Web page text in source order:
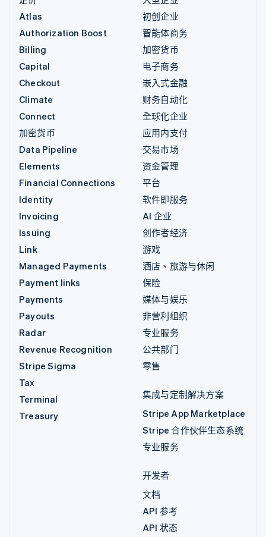
Atlas
Authorization Boost
Billing
Capital
Checkout
Climate
Connect
加密货币
Data Pipeline
Elements
Financial Connections
Identity
Invoicing
Issuing
Link
Managed Payments
Payment links
Payments
Payouts
Radar
Revenue Recognition
Stripe Sigma
Tax
Terminal
Treasury
初创企业
智能体商务
加密货币
电子商务
嵌入式金融
财务自动化
全球化企业
应用内支付
交易市场
资金管理
平台
软件即服务
AI 企业
创作者经济
游戏
酒店、旅游与休闲
保险
媒体与娱乐
非营利组织
专业服务
公共部门
零售
集成与定制解决方案
Stripe App Marketplace
Stripe 合作伙伴生态系统
专业服务
开发者
文档
API 参考
API 状态